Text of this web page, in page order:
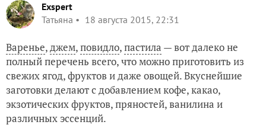
Exspert
Татьяна
18 августа 2015, 22:31
Варенье,джем,повидло,пастила — вот далеко не
полный перечень всего, что можно приготовить из
свежих ягод, фруктов и даже овощей. Вкуснейшие
заготовки делают с добавлением кофе, какао,
экзотических фруктов, пряностей, ванилина и
различных эссенций.